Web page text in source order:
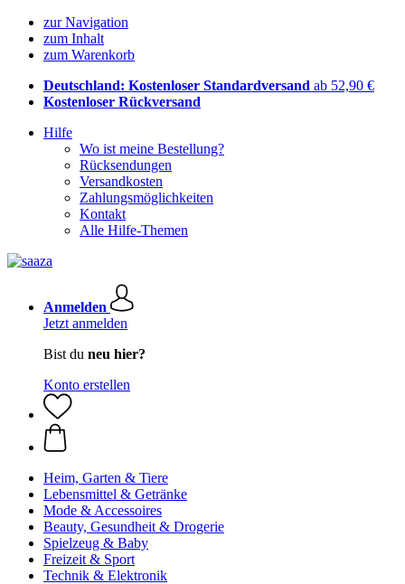
zur Navigation
zum Inhalt
zum Warenkorb
Deutschland: Kostenloser Standardversand ab 52,90 €
Kostenloser Rückversand
Hilfe
Wo ist meine Bestellung?
Rücksendungen
Versandkosten
Zahlungsmöglichkeiten
Kontakt
Alle Hilfe-Themen
Anmelden
Jetzt anmelden
Bist du neu hier?
Konto erstellen
Heim, Garten & Tiere
Lebensmittel & Getränke
Mode & Accessoires
Beauty, Gesundheit & Drogerie
Spielzeug & Baby
Freizeit & Sport
Technik & Elektronik